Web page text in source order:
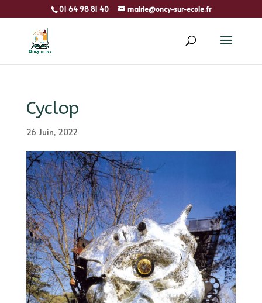
01 64 98 81 40 mairie@oncy-sur-ecole.fr
Cyclop
26 Juin, 2022